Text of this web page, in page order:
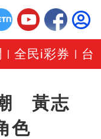
|全民i彩券 台
黃志
色